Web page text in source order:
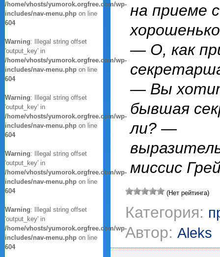
/home/vhosts/yumorok.orgfree.com/wp-
includes/nav-menu.php on line
604
Warning: Illegal string offset
'output_key' in
/home/vhosts/yumorok.orgfree.com/wp-
includes/nav-menu.php on line
604
Warning: Illegal string offset
'output_key' in
/home/vhosts/yumorok.orgfree.com/wp-
includes/nav-menu.php on line
604
Warning: Illegal string offset
'output_key' in
/home/vhosts/yumorok.orgfree.com/wp-
includes/nav-menu.php on line
604
Warning: Illegal string offset
'output_key' in
/home/vhosts/yumorok.orgfree.com/wp-
includes/nav-menu.php on line
604
на приеме с
— О, как
— Вы
бывшая
ли? —
миссис
(Нет рейтинга)
Категория:
Автор: Aleks